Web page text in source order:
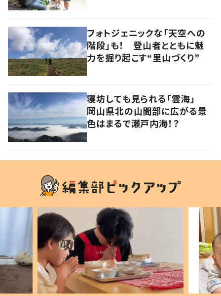
フォトジェニックな「天空への
階段」も！ 登山者とともに魅
力を掘り起こす“里山づくり”
寝坊しても見られる「雲海」
岡山県北の山間部に広がる景
色はまるで瀬戸内海！？